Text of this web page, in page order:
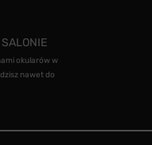
okularów w
nawet do